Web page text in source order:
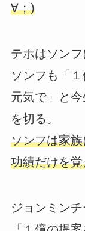
∀；)
テホはソンフ
ソンフも「
元気で」と
を切る。
ソンフは家
功績だけを
ジョンミンチ